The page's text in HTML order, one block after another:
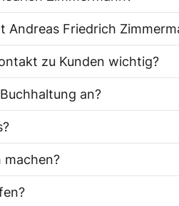
Andreas Friedrich
zu Kunden wichtig?
Was bietet AZ Steuern&Buchhaltung an?
machen?